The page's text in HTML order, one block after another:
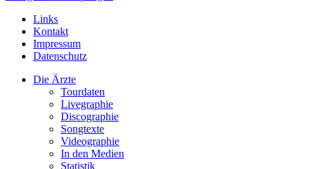
Links
Kontakt
Impressum
Datenschutz
Die Ärzte
Tourdaten
Livegraphie
Discographie
Songtexte
Videographie
In den Medien
Statistik